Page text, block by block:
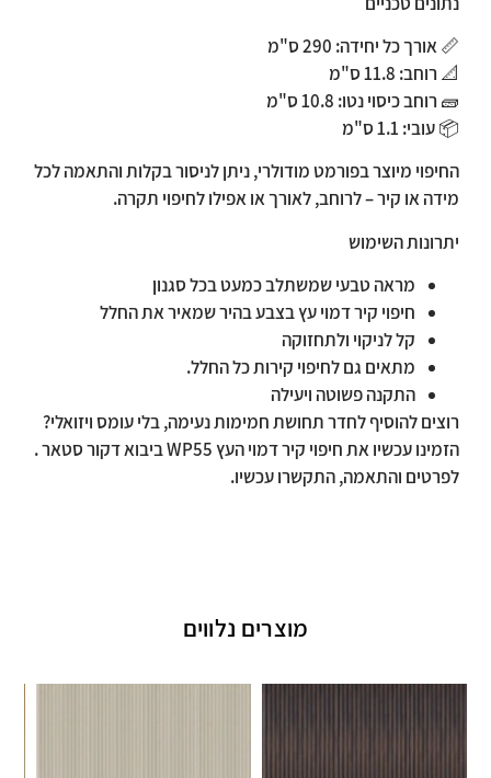
📏אורך כל יחידה: 290 ס"מ
📐 רוחב: 11.8 ס"מ
🧱 רוחב כיסוי נטו: 10.8 ס"מ
📦עובי: 1.1 ס"מ
החיפוי מיוצר בפורמט מודולרי, ניתן לניסור בקלות והתאמה לכל
מידה או קיר – לרוחב, לאורך או אפילו לחיפוי תקרה.
יתרונות השימוש
מראה טבעי שמשתלב כמעט בכל סגנון
חיפוי קיר דמוי עץ בצבע בהיר שמאיר את החלל
קל לניקוי ולתחזוקה
מתאים גם לחיפוי קירות כל החלל.
התקנה פשוטה ויעילה
רוצים להוסיף לחדר תחושת חמימות נעימה, בלי עומס ויזואלי?
הזמינו עכשיו את חיפוי קיר דמוי העץ WP55 ביבוא דקור סטאר .
לפרטים והתאמה, התקשרו עכשיו.
מוצרים נלווים